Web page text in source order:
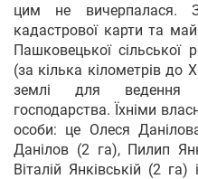
цим не вичерпалася.
кадастрової карти та
Пашковецької сільської
(за кілька кілометрів до
землі для ведення
господарства. Їхніми
особи: це Олеся
Данілов (2 га), Пилип
Віталій Янківській (2